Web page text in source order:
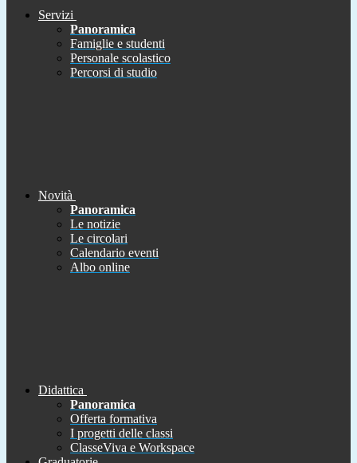
Servizi
Panoramica
Famiglie e studenti
Personale scolastico
Percorsi di studio
Novità
Panoramica
Le notizie
Le circolari
Calendario eventi
Albo online
Didattica
Panoramica
Offerta formativa
I progetti delle classi
ClasseViva e Workspace